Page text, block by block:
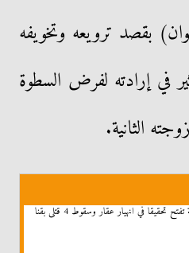
بقصد ترويعه وتخويفه
في إرادته لفرض السطوة
الثانية.
تحقيقا في انهيار عقار وسقوط 4 قتلى بقنا